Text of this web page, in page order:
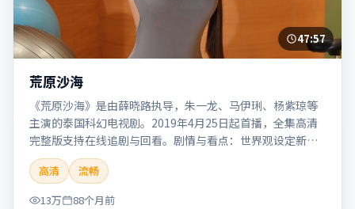
47:57
荒原沙海
《荒原沙海》是由薛晓路执导，朱一龙、马伊琍、杨紫琼等
主演的泰国科幻电视剧。2019年4月25日起首播，全集高清
完整版支持在线追剧与回看。剧情与看点：世界观设定新
颖，视觉奇观与哲思并存，探讨科技与人性的边界。本片适
合检索「荒原沙海」「薛晓路」「科幻」「泰国」「2019」
「2019-04-25上映」等关键词的影迷阅读简介与主创信息。
高清
流畅
13万
88个月前